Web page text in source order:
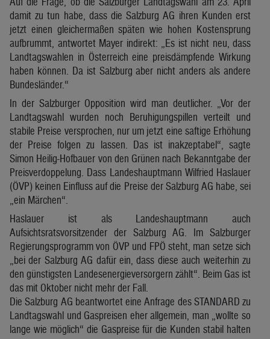
damit zu tun habe, dass die Salzburg AG ihren Kunden erst
jetzt einen gleichermaßen späten wie hohen Kostensprung
aufbrummt, antwortet Mayer indirekt: „Es ist nicht neu, dass
Landtagswahlen in Österreich eine preisdämpfende Wirkung
haben können. Da ist Salzburg aber nicht anders als andere
Bundesländer.“
In der Salzburger Opposition wird man deutlicher. „Vor der
Landtagswahl wurden noch Beruhigungspillen verteilt und
stabile Preise versprochen, nur um jetzt eine saftige Erhöhung
der Preise folgen zu lassen. Das ist inakzeptabel“, sagte
Simon Heilig-Hofbauer von den Grünen nach Bekanntgabe der
Preisverdoppelung. Dass Landeshauptmann Wilfried Haslauer
(ÖVP) keinen Einfluss auf die Preise der Salzburg AG habe, sei
„ein Märchen“.
Haslauer ist als Landeshauptmann auch
Aufsichtsratsvorsitzender der Salzburg AG. Im Salzburger
Regierungsprogramm von ÖVP und FPÖ steht, man setze sich
„bei der Salzburg AG dafür ein, dass diese auch weiterhin zu
den günstigsten Landesenergieversorgern zählt“. Beim Gas ist
das mit Oktober nicht mehr der Fall.
Die Salzburg AG beantwortet eine Anfrage des STANDARD zu
Landtagswahl und Gaspreisen eher allgemein, man „wollte so
lange wie möglich“ die Gaspreise für die Kunden stabil halten